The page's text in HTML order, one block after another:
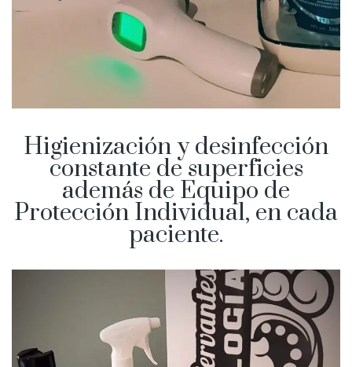
Higienización y desinfección
constante de superficies
además de Equipo de
Protección Individual, en cada
paciente.